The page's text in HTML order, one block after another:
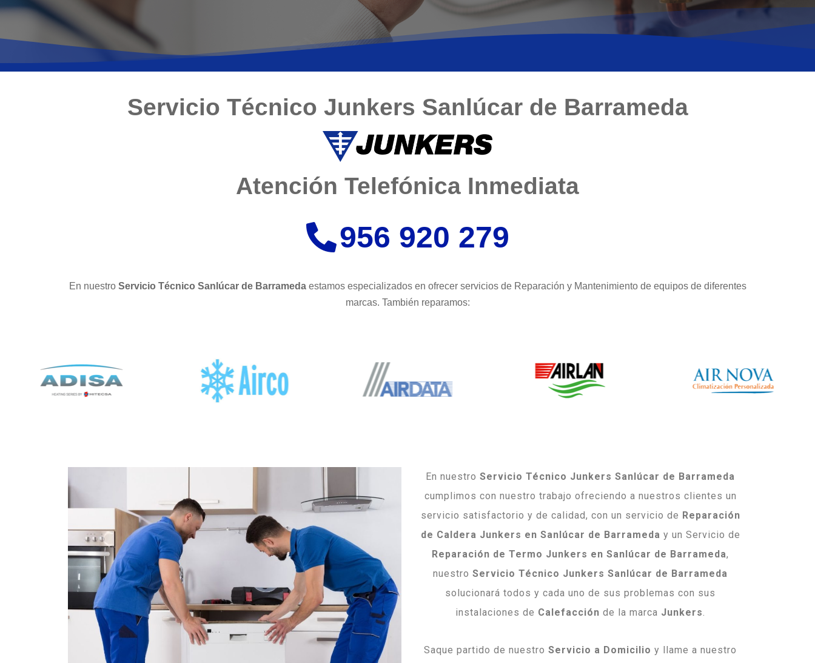
Servicio Técnico Junkers Sanlúcar de Barrameda
Atención Telefónica Inmediata
956 920 279
En nuestro Servicio Técnico Sanlúcar de Barrameda estamos especializados en ofrecer servicios de Reparación y Mantenimiento de equipos de diferentes
marcas. También reparamos:
En nuestro Servicio Técnico Junkers Sanlúcar de Barrameda
cumplimos con nuestro trabajo ofreciendo a nuestros clientes un
servicio satisfactorio y de calidad, con un servicio de Reparación
de Caldera Junkers en Sanlúcar de Barrameda y un Servicio de
Reparación de Termo Junkers en Sanlúcar de Barrameda,
nuestro Servicio Técnico Junkers Sanlúcar de Barrameda
solucionará todos y cada uno de sus problemas con sus
instalaciones de Calefacción de la marca Junkers.
Saque partido de nuestro Servicio a Domicilio y llame a nuestro